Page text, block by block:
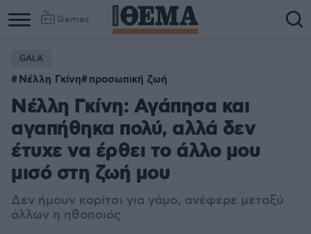
Games
GALA
Νέλλη Γκίνη προσωπική ζωή
Νέλλη Γκίνη: Αγάπησα και
αγαπήθηκα πολύ, αλλά δεν
έτυχε να έρθει το άλλο μου
μισό στη ζωή μου
Δεν ήμουν κορίτσι για γάμο, ανέφερε μεταξύ
άλλων η ηθοποιός